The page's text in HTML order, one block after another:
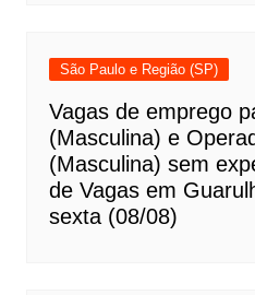
São Paulo e Região (SP)
Vagas de emprego
(Masculina) e
(Masculina) sem
de Vagas em
sexta (08/08)